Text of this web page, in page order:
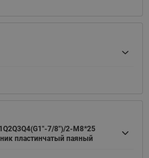
7/8")/2-M8*25
пластинчатый паяный